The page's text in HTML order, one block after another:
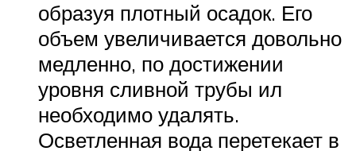
образуя плотный осадок. Его
объем увеличивается довольно
медленно, по достижении
уровня сливной трубы ил
необходимо удалять.
Осветленная вода перетекает в